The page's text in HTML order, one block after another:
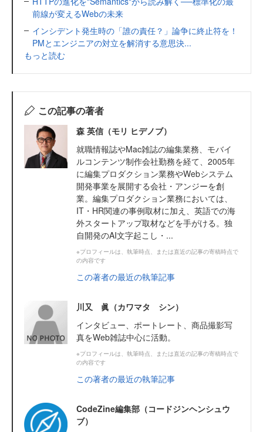
前線が変えるWebの未来
インシデント発生時の「誰の責任？」論争に終止符を！
PMとエンジニアの対立を解消する意思決...
もっと読む
この記事の著者
森 英信（モリ ヒデノブ）
就職情報誌やMac雑誌の編集業務、モバイ
ルコンテンツ制作会社勤務を経て、2005年
に編集プロダクション業務やWebシステム
開発事業を展開する会社・アンジーを創
業。編集プロダクション業務においては、
IT・HR関連の事例取材に加え、英語での海
外スタートアップ取材などを手がける。独
自開発のAI文字起こし・...
※プロフィールは、執筆時点、または直近の記事の寄稿時点で
の内容です
この著者の最近の執筆記事
川又 眞（カワマタ シン）
インタビュー、ポートレート、商品撮影写
真をWeb雑誌中心に活動。
※プロフィールは、執筆時点、または直近の記事の寄稿時点で
の内容です
この著者の最近の執筆記事
CodeZine編集部（コードジンヘンシュウ
ブ）